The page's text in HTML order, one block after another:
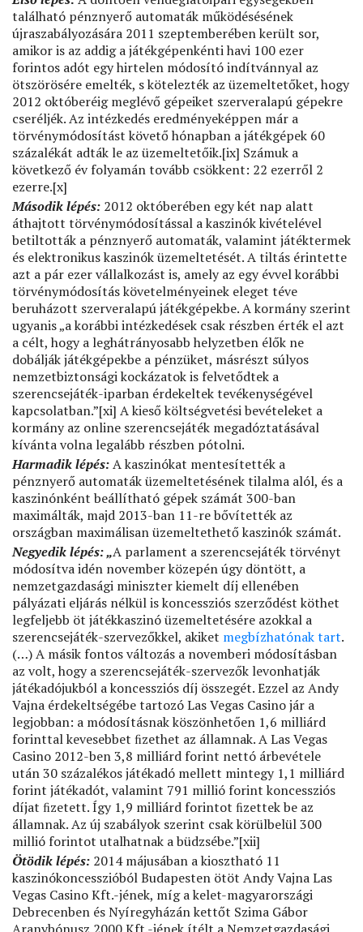
található pénznyerő automaták működésésének
újraszabályozására 2011 szeptemberében került sor,
amikor is az addig a játékgépenkénti havi 100 ezer
forintos adót egy hirtelen módosító indítvánnyal az
ötszörösére emelték, s kötelezték az üzemeltetőket, hogy
2012 októberéig meglévő gépeiket szerveralapú gépekre
cseréljék. Az intézkedés eredményeképpen már a
törvénymódosítást követő hónapban a játékgépek 60
százalékát adták le az üzemeltetőik.[ix] Számuk a
következő év folyamán tovább csökkent: 22 ezerről 2
ezerre.[x]
Második lépés: 2012 októberében egy két nap alatt
áthajtott törvénymódosítással a kaszinók kivételével
betiltották a pénznyerő automaták, valamint játéktermek
és elektronikus kaszinók üzemeltetését. A tiltás érintette
azt a pár ezer vállalkozást is, amely az egy évvel korábbi
törvénymódosítás követelményeinek eleget téve
beruházott szerveralapú játékgépekbe. A kormány szerint
ugyanis „a korábbi intézkedések csak részben érték el azt
a célt, hogy a leghátrányosabb helyzetben élők ne
dobálják játékgépekbe a pénzüket, másrészt súlyos
nemzetbiztonsági kockázatok is felvetődtek a
szerencsejáték-iparban érdekeltek tevékenységével
kapcsolatban.”[xi] A kieső költségvetési bevételeket a
kormány az online szerencsejáték megadóztatásával
kívánta volna legalább részben pótolni.
Harmadik lépés:A kaszinókat mentesítették a
pénznyerő automaták üzemeltetésének tilalma alól, és a
kaszinónként beállítható gépek számát 300-ban
maximálták, majd 2013-ban 11-re bővítették az
országban maximálisan üzemeltethető kaszinók számát.
Negyedik lépés: „A parlament a szerencsejáték törvényt
módosítva idén november közepén úgy döntött, a
nemzetgazdasági miniszter kiemelt díj ellenében
pályázati eljárás nélkül is koncessziós szerződést köthet
legfeljebb öt játékkaszinó üzemeltetésére azokkal a
szerencsejáték-szervezőkkel, akiket megbízhatónak tart.
(…) A másik fontos változás a novemberi módosításban
az volt, hogy a szerencsejáték-szervezők levonhatják
játékadójukból a koncessziós díj összegét. Ezzel az Andy
Vajna érdekeltségébe tartozó Las Vegas Casino jár a
legjobban: a módosításnak köszönhetően 1,6 milliárd
forinttal kevesebbet ﬁzethet az államnak. A Las Vegas
Casino 2012-ben 3,8 milliárd forint nettó árbevétele
után 30 százalékos játékadó mellett mintegy 1,1 milliárd
forint játékadót, valamint 791 millió forint koncessziós
díjat ﬁzetett. Így 1,9 milliárd forintot ﬁzettek be az
államnak. Az új szabályok szerint csak körülbelül 300
millió forintot utalhatnak a büdzsébe.”[xii]
Ötödik lépés: 2014 májusában a kiosztható 11
kaszinókoncesszióból Budapesten ötöt Andy Vajna Las
Vegas Casino Kft.-jének, míg a kelet-magyarországi
Debrecenben és Nyíregyházán kettőt Szima Gábor